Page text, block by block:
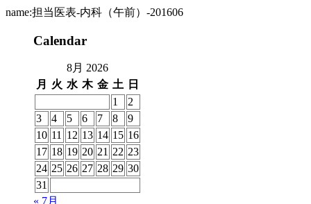
name:担当医表-内科（午前）-201606
Calendar
8月 2026
月
火 水 木 金 土 日
1
2
3
4 5 6 7 8
9
10 11 12 13 14 15 16
17 18 19 20 21 22 23
24 25 26 27 28 29 30
31
« 7月